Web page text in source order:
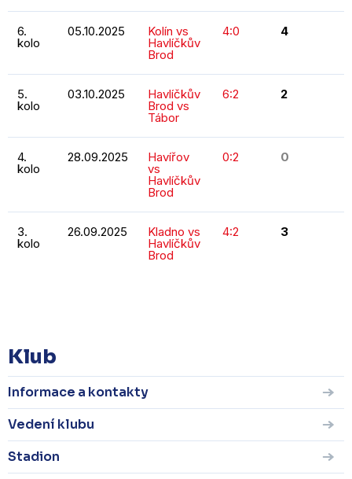
6.
kolo
05.10.2025 Kolín vs
Havlíčkův
Brod
4:0 4
5.
kolo
03.10.2025 Havlíčkův
Brod vs
Tábor
6:2 2
4.
kolo
28.09.2025 Havířov
vs
Havlíčkův
Brod
0:2 0
3.
kolo
26.09.2025 Kladno vs
Havlíčkův
Brod
4:2 3
Klub
Informace a kontakty
Vedení klubu
Stadion